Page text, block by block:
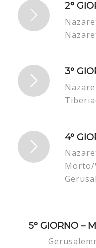
2°
3°
4°
Morto/
5° GIORNO –